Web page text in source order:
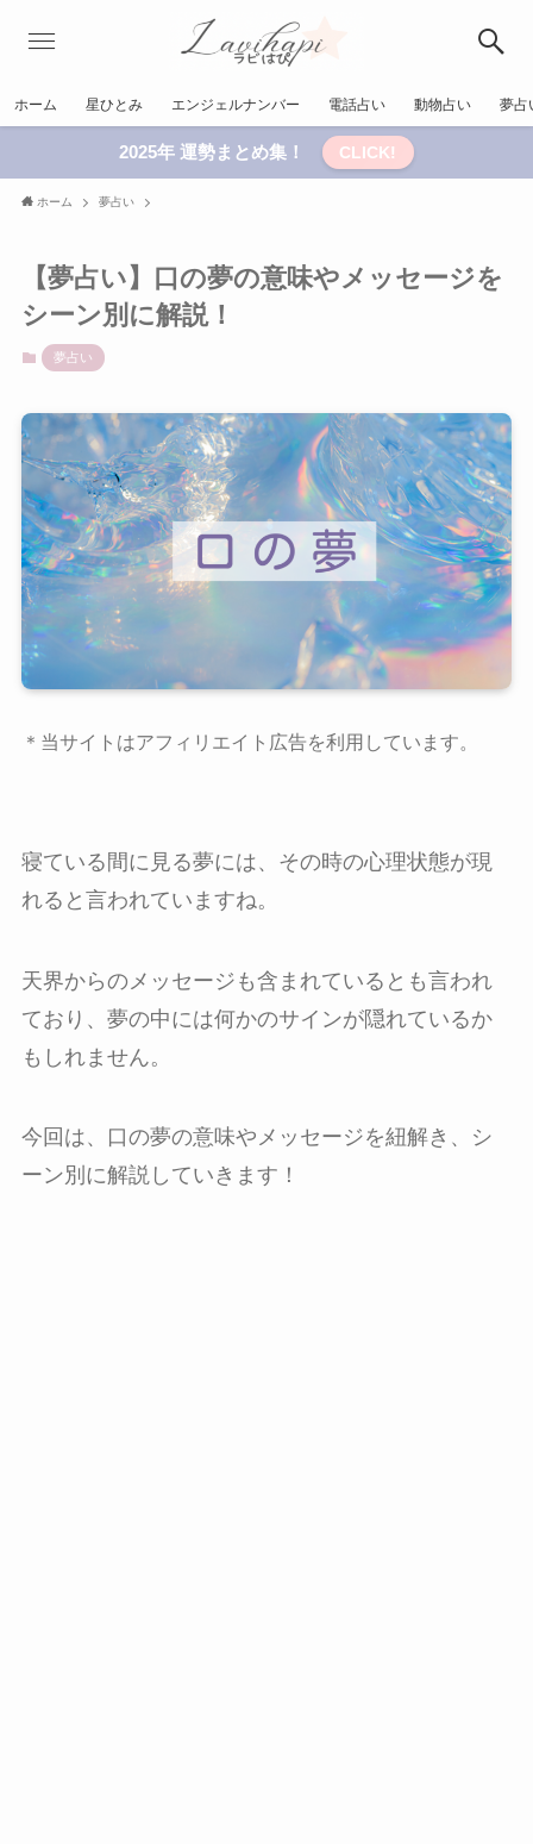
ホーム 星ひとみ エンジェルナンバー 電話占い 動物占い 夢占
2025年 運勢まとめ集！ CLICK!
ホーム 夢占い
【夢占い】口の夢の意味やメッセージを
シーン別に解説！
夢占い
＊当サイトはアフィリエイト広告を利用しています。
寝ている間に見る夢には、その時の心理状態が現
れると言われていますね。
天界からのメッセージも含まれているとも言われ
ており、夢の中には何かのサインが隠れているか
もしれません。
今回は、口の夢の意味やメッセージを紐解き、シ
ーン別に解説していきます！